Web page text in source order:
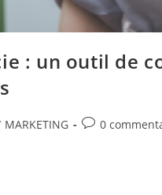
: un outil de
MARKETING 0